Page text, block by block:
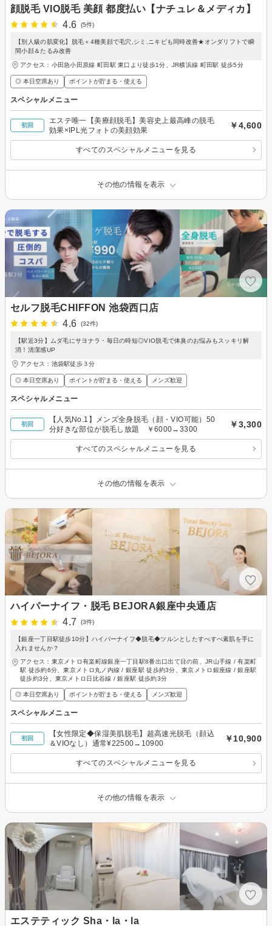
顔脱毛 VIO脱毛 美顔 都度払い【ナチュレ＆メディカ】
4.6
(5件)
【別人級の肌変化】脱毛＋4種美顔で毛穴,シミ,ニキビも同時改善★オンダリフトで瞬
間小顔＆たるみ改善
アクセス：小田急小田原線 町田駅 東口より徒歩1分、JR横浜線 町田駅 徒歩5分
◎ 本日空席あり ポイントが貯まる・使える
スペシャルメニュー
初回
エステ唯一【美療顔脱毛】美容史上最高峰の脱毛
効果×IPL光フォトの美顔効果
￥4,600
すべてのスペシャルメニューを見る
その他の情報を表示
セルフ脱毛CHIFFON 池袋西口店
4.6
(32件)
【駅近3分】ムダ毛にサヨナラ・毎日の時短◎VIO脱毛で体臭のお悩みもスッキリ解
消！清潔感UP
アクセス：池袋駅徒歩３分
◎ 本日空席あり ポイントが貯まる・使える メンズ歓迎
スペシャルメニュー
初回
【人気No.1】メンズ全身脱毛（顔・VIO可能）50
分好きな部位が脱毛し放題 ￥6000→3300
￥3,300
すべてのスペシャルメニューを見る
その他の情報を表示
ハイパーナイフ・脱毛 BEJORA銀座中央通店
4.7
(3件)
【銀座一丁目駅徒歩10分】ハイパーナイフ◆脱毛◆ツルンとしたすべすべ素肌を手に
入れませんか？
アクセス：東京メトロ有楽町線銀座一丁目駅8番出口出て目の前、JR山手線 / 有楽町
駅 徒歩約6分、東京メトロ丸ノ内線 / 銀座駅 徒歩約3分、東京メトロ銀座線 / 銀座駅
徒歩約3分、東京メトロ日比谷線 / 銀座駅 徒歩約3分
◎ 本日空席あり ポイントが貯まる・使える メンズ歓迎
スペシャルメニュー
初回
【女性限定◆保湿美肌脱毛】超高速光脱毛（顔込
＆VIOなし）通常¥22500→10900
￥10,900
すべてのスペシャルメニューを見る
その他の情報を表示
エステティック Sha・la・la